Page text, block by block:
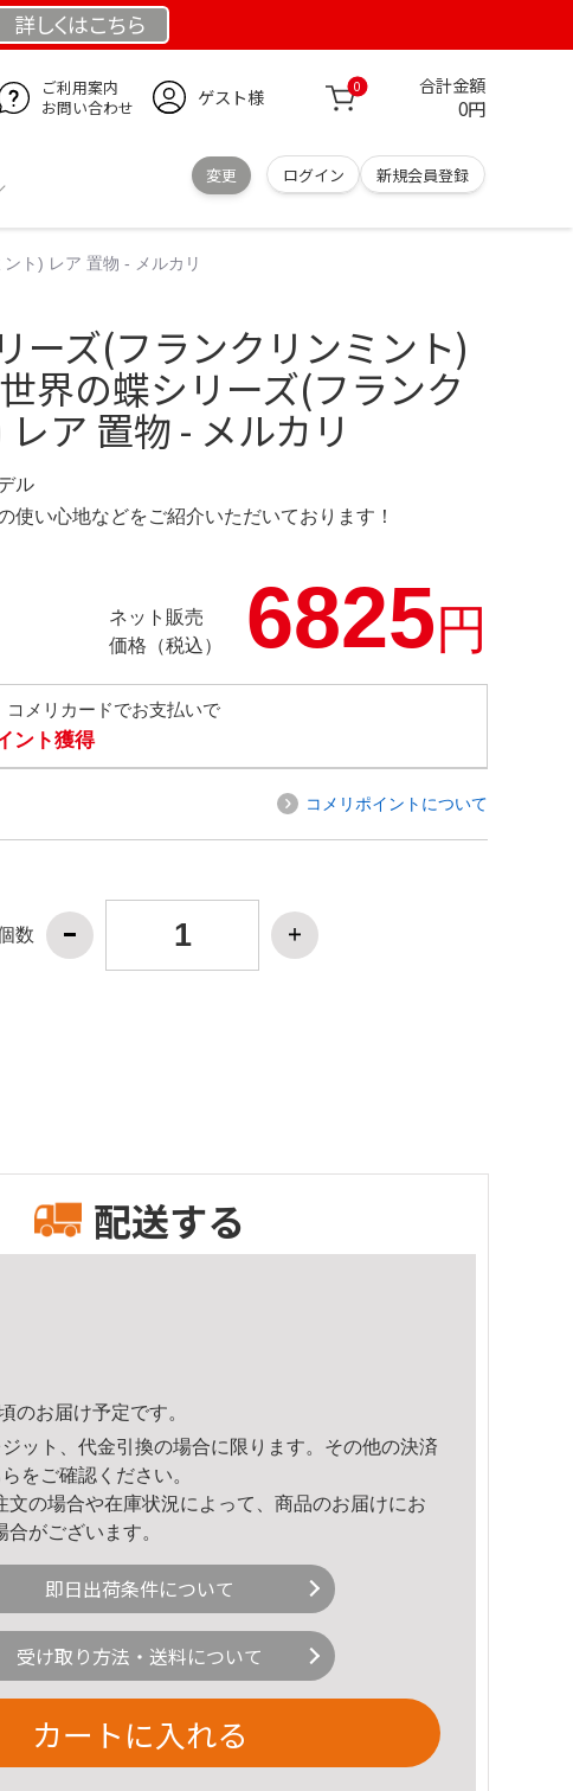
詳しくはこちら
ご利用案内
お問い合わせ
ゲスト様 0 合計金額
0円
変更 ログイン 新規会員登録
ト) レア 置物 - メルカリ
ーズ(フランクリンミント)
界の蝶シリーズ(フランク
ア 置物 - メルカリ
ル
使い心地などをご紹介いただいております！
ネット販売
価格（税込）
6825円
コメリカードでお支払いで
ント獲得
コメリポイントについて
数
配送する
のお届け予定です。
ット、代金引換の場合に限ります。その他の決済
をご確認ください。
の場合や在庫状況によって、商品のお届けにお
がございます。
即日出荷条件について
受け取り方法・送料について
カートに入れる